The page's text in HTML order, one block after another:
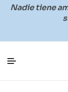
Nadie tiene